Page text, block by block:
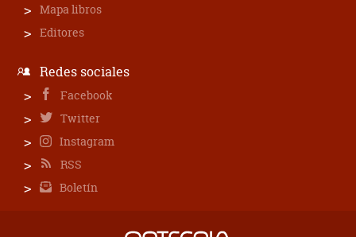
Mapa libros
Editores
Redes sociales
Facebook
Twitter
Instagram
RSS
Boletín